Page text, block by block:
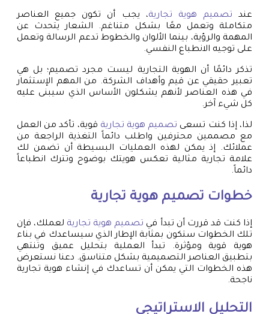
عند تصميم هوية تجارية، يجب أن تكون جميع العناصر
متكاملة وتعمل معًا بشكل متناغم. الشعار يتحدث عن
المهمة والرؤية، بينما الألوان والخطوط تدعم الرسالة وتعمل
على توجيه الانطباع النفسي.
تذكر دائمًا أن الهوية التجارية ليست مجرد تصميم؛ بل هي
تعبير حقيقي عن قيم وأهداف الشركة. من المهم الإستثمار
في هذه العناصر لأنهم يشكلون الأساس الذي سيبنى عليه
كل شيء آخر.
لذا، إذا كنت تسعى تصميم هوية تجارية قوية، تأكد من العمل
مع مصممين محترفين واطلب دائماً التغذية الراجعة من
عملائك. إذ يمكن لهذه العمليات البسيطة أن تضمن لك
علامة تجارية مثالية تعكس هويتك بوضوح وتترك انطباعاً
دائماً.
خطوات تصميم هوية تجارية
إذا كنت قد قررت أن تبدأ في تصميم هوية تجارية لعملك، فإن
تلك الخطوات ستكون بمثابة الإطار الذي سيساعدك في بناء
هوية قوية ومؤثرة. تبدأ العملية بتحليل عميق وتنتهي
بتطبيق العناصر التصميمية بشكل متناسق. دعنا نستعرض
هذه الخطوات التي يمكن أن تساعدك في إنشاء هوية تجارية
ناجحة.
التحليل الاستراتيجي